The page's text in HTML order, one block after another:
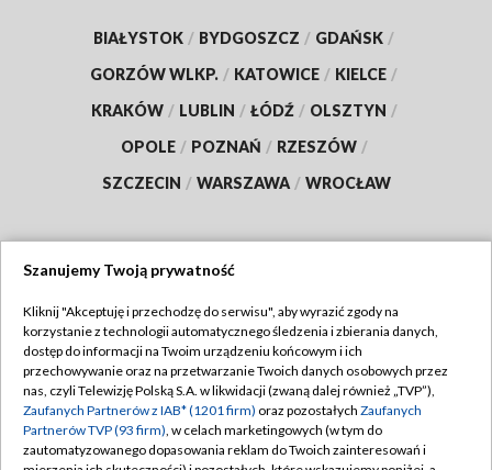
BIAŁYSTOK / BYDGOSZCZ / GDAŃSK /
GORZÓW WLKP. / KATOWICE / KIELCE /
KRAKÓW / LUBLIN / ŁÓDŹ / OLSZTYN /
OPOLE / POZNAŃ / RZESZÓW /
SZCZECIN / WARSZAWA / WROCŁAW
TVP
Abonament TVP
Emisja w TVP
Centrum informacji TVP
Regulamin TVP
Polityka prywatności
Moje zgody
Szanujemy Twoją prywatność
Kliknij "Akceptuję i przechodzę do serwisu", aby wyrazić zgody na
korzystanie z technologii automatycznego śledzenia i zbierania danych,
dostęp do informacji na Twoim urządzeniu końcowym i ich
przechowywanie oraz na przetwarzanie Twoich danych osobowych przez
nas, czyli Telewizję Polską S.A. w likwidacji (zwaną dalej również „TVP”),
Zaufanych Partnerów z IAB* (1201 firm) oraz pozostałych Zaufanych
Partnerów TVP (93 firm), w celach marketingowych (w tym do
zautomatyzowanego dopasowania reklam do Twoich zainteresowań i